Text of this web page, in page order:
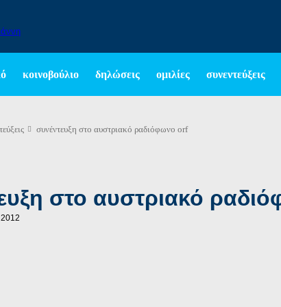
κοινοβούλιο δηλώσεις ομιλίες συνεντεύξεις
συνέντευξη στο αυστριακό ραδιόφωνο orf
στο αυστριακό